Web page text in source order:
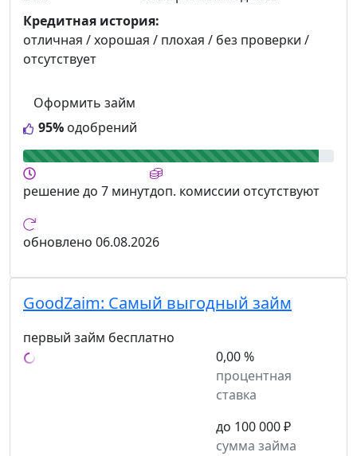
95% одобрений
Оформить займ
Кредитная история:
отличная / хорошая / плохая / без проверки /
отсутствует
решениедо 7 минутдоп. комиссии отсутствуют
обновлено 06.08.2026
GoodZaim: Самый выгодный займ
первый займ бесплатно
0,00 %
процентная
ставка
до 100 000 ₽
сумма займа